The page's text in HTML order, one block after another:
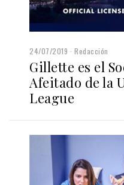
24/07/2019 Redacción
Gillette es el
Afeitado de la
League